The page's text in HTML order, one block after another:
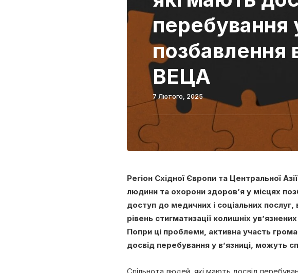
перебування
позбавлення
ВЕЦА
7 Лютого, 2025
Регіон Східної Європи та Центральної
людини та охорони здоров’я у місцях
доступ до медичних і соціальних послуг,
рівень стигматизації колишніх
Попри ці проблеми, активна участь
досвід перебування у в’язниці, можуть